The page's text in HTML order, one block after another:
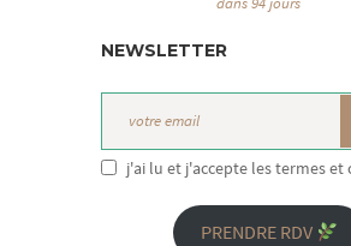
NEWSLETTER
j'ai lu et j'accepte les termes et
PRENDRE RDV